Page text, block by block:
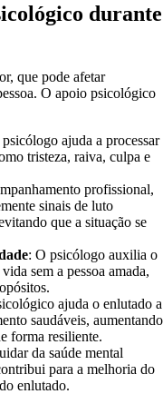
durante
que pode afetar
O apoio psicológico
ajuda a processar
tristeza, raiva, culpa e
profissional,
sinais de luto
que a situação se
: O psicólogo auxilia o
sem a pessoa amada,
ajuda o enlutado a
saudáveis, aumentando
forma resiliente.
da saúde mental
para a melhoria do
enlutado.